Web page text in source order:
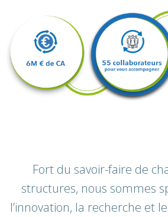
Fort du savoir-faire de
structures, nous sommes
l’innovation, la recherche et